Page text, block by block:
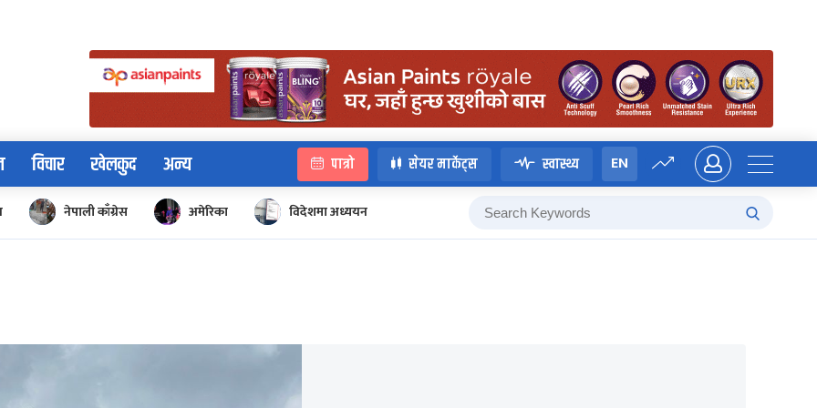
विचार खेलकुद अन्य पात्रो सेयर मार्केट्स स्वास्थ्य EN
नेपाली काँग्रेस अमेरिका विदेशमा अध्ययन